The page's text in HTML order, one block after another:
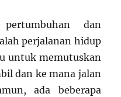
dan
perjalanan hidup
untuk memutuskan
dan ke mana jalan
ada beberapa